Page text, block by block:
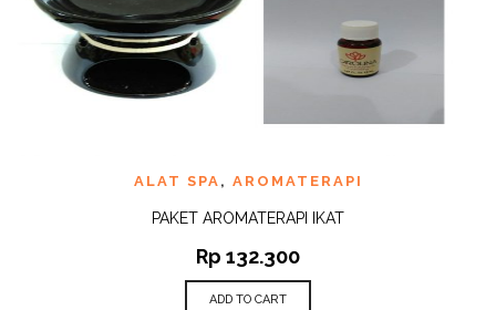
ALAT SPA , AROMATERAPI
PAKET AROMATERAPI IKAT
Rp 132.300
ADD TO CART